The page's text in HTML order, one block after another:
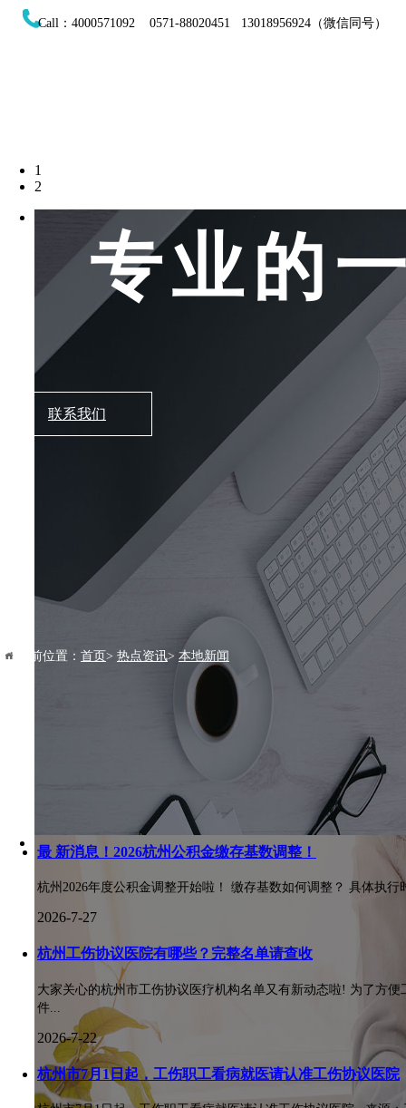
Call：4000571092 0571-88020451 13018956924（微信同号）
1
2
专业的
联系我们
当前位置： 首页> 热点资讯> 本地新闻
最 新消息！2026杭州公积金缴存基数调整！
杭州2026年度公积金调整开始啦！ 缴存基数如何调整？ 具体执
2026-7-27
杭州工伤协议医院有哪些？完整名单请查收
大家关心的杭州市工伤协议医疗机构名单又有新动态啦! 为了方
件...
2026-7-22
杭州市7月1日起，工伤职工看病就医请认准工伤协议医院